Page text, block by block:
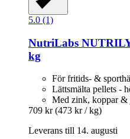
5.0 (1)
NutriLabs
kg
För fritids- &
Lättsmälta pellets -
Med zink, koppar &
709 kr (473 kr / kg)
Leverans till 14. augusti